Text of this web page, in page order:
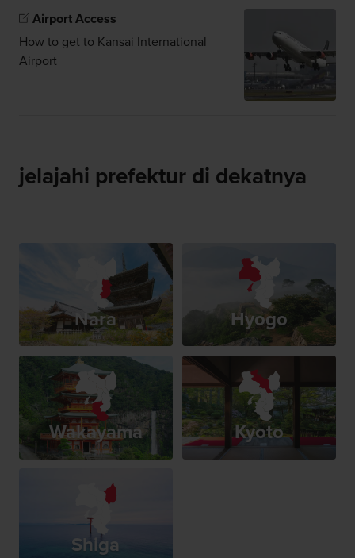
Airport Access
How to get to Kansai International
Airport
jelajahi prefektur di dekatnya
Nara Hyogo
Wakayama Kyoto
Shiga